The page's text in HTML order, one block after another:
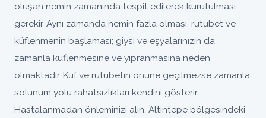
oluşan nemin zamanında tespit edilerek kurutulması
gerekir. Aynı zamanda nemin fazla olması, rutubet ve
küflenmenin başlaması; giysi ve eşyalarınızın da
zamanla küflenmesine ve yıpranmasına neden
olmaktadır. Küf ve rutubetin önüne geçilmezse zamanla
solunum yolu rahatsızlıkları kendini gösterir.
Hastalanmadan önleminizi alın. Altintepe bölgesindeki